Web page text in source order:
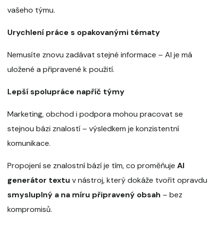
vašeho týmu.
Urychlení práce s opakovanými tématy
Nemusíte znovu zadávat stejné informace – AI je má
uložené a připravené k použití.
Lepší spolupráce napříč týmy
Marketing, obchod i podpora mohou pracovat se
stejnou bázi znalostí – výsledkem je konzistentní
komunikace.
Propojení se znalostní bází je tím, co proměňuje AI
generátor textu v nástroj, který dokáže tvořit opravdu
smysluplný a na míru připravený obsah – bez
kompromisů.